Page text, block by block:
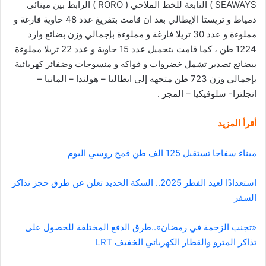
SEAWAYS ) التابعة للخط الملاحي ( RORO ) الرابط بين مينائى
دمياط و تريستا الإيطالي بعد ان قامت بتفريغ عدد 48 حاوية فارغة و
مملوءة و عدد 30 تريلا فارغة و مملوءة بإجمالي وزن بضائع وارد
1224 طن ، كما قامت بتحميل عدد 15 حاوية و عدد 22 تريلا مملوءة
ببضائع تصدير تشمل خضروات و فواكه و منسوجات وضفائر كهربائية
بإجمالي وزن 723 طن متجهه إلي ايطاليا – هولندا – المانيا –
انجلترا- سلوفيكيا – المجر .
أقرأ المزيد
ميناء سفاجا تستقبل 125 الف طن قمح روسي اليوم
استعدادًا لعيد الفطر 2025.. السكة الحديد تعلن عن طرق حجز تذاكر
السفر
«تجنب الزحمة في رمضان»..طرق الدفع المختلفة للحصول على
تذاكر المترو والقطار الكهربائي الخفيف LRT